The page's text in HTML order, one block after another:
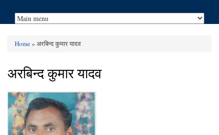
You are here
Home» अरबिन्द कुमार यादव
अरबिन्द कुमार यादव